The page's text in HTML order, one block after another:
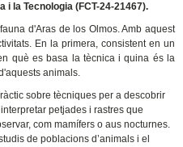
i la Tecnologia (FCT-24-21467).
d'Aras de los Olmos. Amb aquest
En la primera, consistent en un
què es basa la tècnica i quina és la
animals.
sobre tècniques per a descobrir
petjades i rastres que
com mamífers o aus nocturnes.
de poblacions d’animals i el